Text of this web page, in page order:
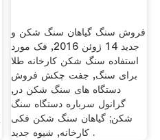
فروش سنگ گیاهان سنگ شکن و
جدید 14 ژوئن 2016, فک مورد
استفاده سنگ شکن کارخانه طلا
برای سنگ, جفت چکش فروش
دستگاه های سنگ شکن در,
گرانول سرباره دستگاه سنگ
شکن; گیاهان سنگ شکن فکی
کارخانه, شیوه جدید .